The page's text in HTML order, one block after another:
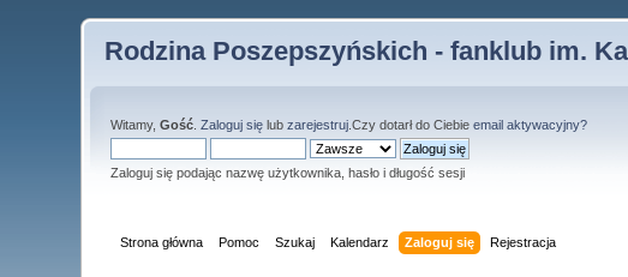
Rodzina Poszepszyńskich - fanklub im.
Witamy,Gość .Zaloguj się lubzarejestruj .Czy dotarł do Ciebieemail aktywacyjny?
Zaloguj się podając nazwę użytkownika, hasło i długość sesji
Strona główna Pomoc Szukaj Kalendarz Zaloguj się Rejestracja